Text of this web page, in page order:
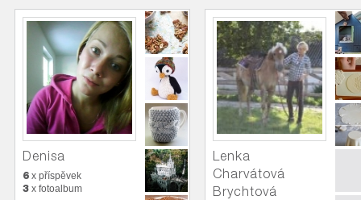
Denisa
6 x příspěvek
3 x fotoalbum
Lenka
Charvátová
Brychtová